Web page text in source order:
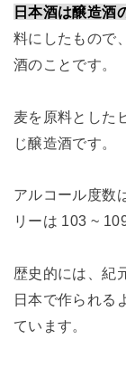
日本酒は醸造酒
料にしたもので
酒のことです。
麦を原料とした
じ醸造酒です。
アルコール度数
リーは 103 ~
歴史的には、紀
日本で作られる
ています。